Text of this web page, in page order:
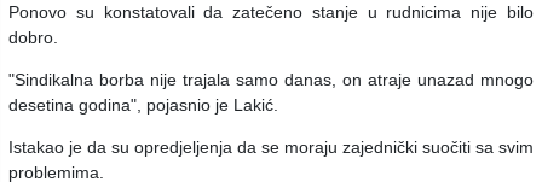
Ponovo su konstatovali da zatečeno stanje u rudnicima nije bilo
dobro.
"Sindikalna borba nije trajala samo danas, on atraje unazad mnogo
desetina godina", pojasnio je Lakić.
Istakao je da su opredjeljenja da se moraju zajednički suočiti sa svim
problemima.